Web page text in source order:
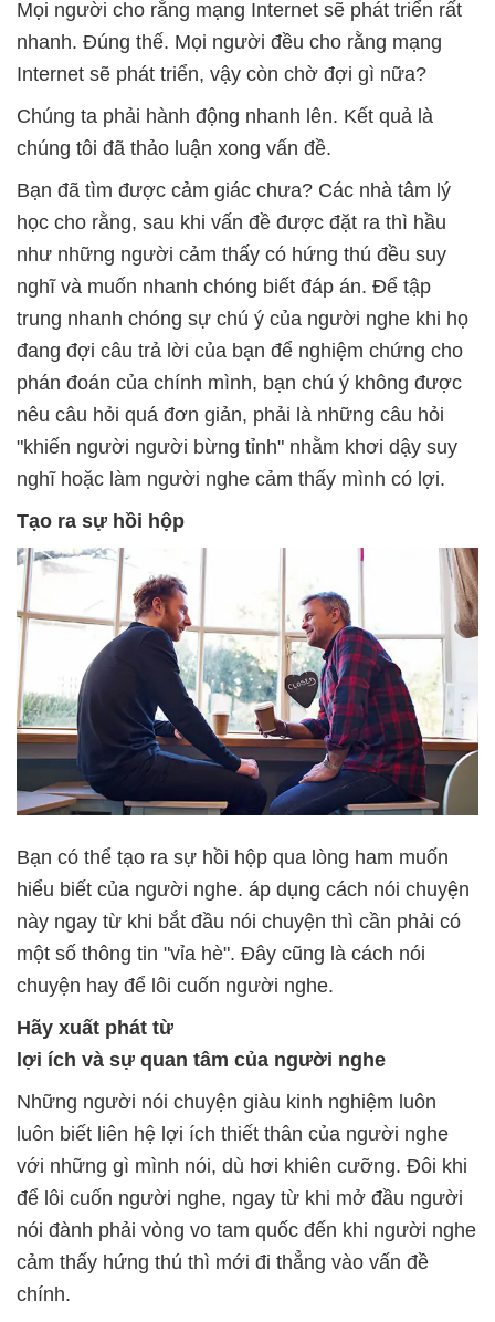
Mọi người cho rằng mạng Internet sẽ phát triển rất
nhanh. Đúng thế. Mọi người đều cho rằng mạng
Internet sẽ phát triển, vậy còn chờ đợi gì nữa?
Chúng ta phải hành động nhanh lên. Kết quả là
chúng tôi đã thảo luận xong vấn đề.
Bạn đã tìm được cảm giác chưa? Các nhà tâm lý
học cho rằng, sau khi vấn đề được đặt ra thì hầu
như những người cảm thấy có hứng thú đều suy
nghĩ và muốn nhanh chóng biết đáp án. Để tập
trung nhanh chóng sự chú ý của người nghe khi họ
đang đợi câu trả lời của bạn để nghiệm chứng cho
phán đoán của chính mình, bạn chú ý không được
nêu câu hỏi quá đơn giản, phải là những câu hỏi
"khiến người người bừng tỉnh" nhằm khơi dậy suy
nghĩ hoặc làm người nghe cảm thấy mình có lợi.
Tạo ra sự hồi hộp
Bạn có thể tạo ra sự hồi hộp qua lòng ham muốn
hiểu biết của người nghe. áp dụng cách nói chuyện
này ngay từ khi bắt đầu nói chuyện thì cần phải có
một số thông tin "vỉa hè". Đây cũng là cách nói
chuyện hay để lôi cuốn người nghe.
Hãy xuất phát từ
lợi ích và sự quan tâm của người nghe
Những người nói chuyện giàu kinh nghiệm luôn
luôn biết liên hệ lợi ích thiết thân của người nghe
với những gì mình nói, dù hơi khiên cưỡng. Đôi khi
để lôi cuốn người nghe, ngay từ khi mở đầu người
nói đành phải vòng vo tam quốc đến khi người nghe
cảm thấy hứng thú thì mới đi thẳng vào vấn đề
chính.